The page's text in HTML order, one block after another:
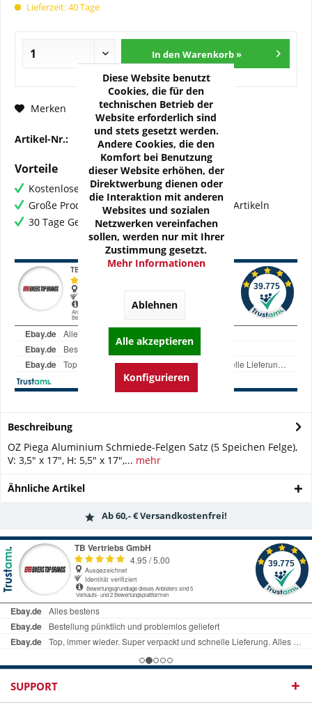
Lieferzeit: 40 Tage
In den Warenkorb »
Merken Fragen zum Artikel?
Artikel-Nr.: OZ-DUC02-01N
Vorteile
Kostenloser Versand ab € 60,- Bestellwert
Große Produktauswahl mit mehr als 80.000 Artikeln
30 Tage Geld-Zurück-Garantie
Beschreibung
OZ Piega Aluminium Schmiede-Felgen Satz (5 Speichen Felge),
V: 3,5" x 17", H: 5,5" x 17",... mehr
Ähnliche Artikel
Ab 60,- € Versandkostenfrei!
SUPPORT
Diese Website benutzt
Cookies, die für den
technischen Betrieb der
Website erforderlich sind
und stets gesetzt werden.
Andere Cookies, die den
Komfort bei Benutzung
dieser Website erhöhen, der
Direktwerbung dienen oder
die Interaktion mit anderen
Websites und sozialen
Netzwerken vereinfachen
sollen, werden nur mit Ihrer
Zustimmung gesetzt.
Mehr Informationen
Ablehnen
Alle akzeptieren
Konfigurieren